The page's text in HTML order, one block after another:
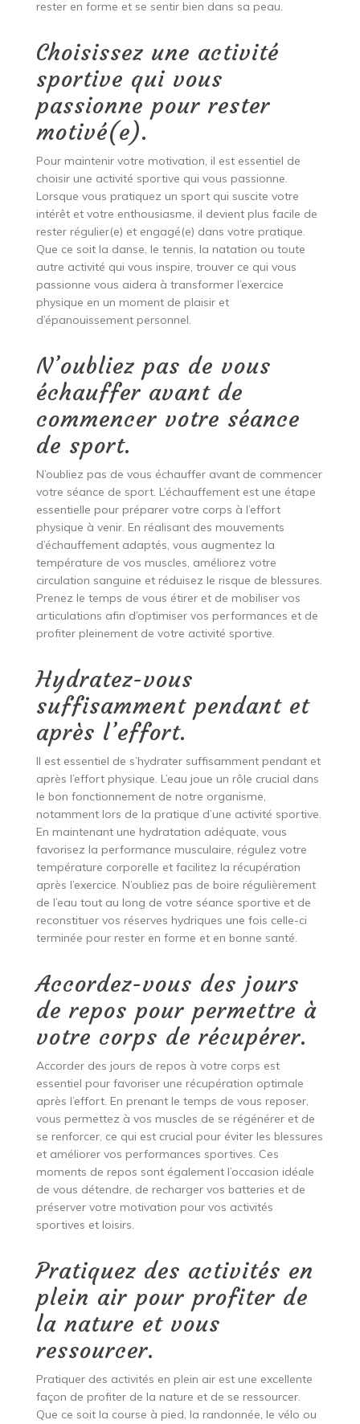
rester en forme et se sentir bien dans sa peau.
Choisissez une activité
sportive qui vous
passionne pour rester
motivé(e).
Pour maintenir votre motivation, il est essentiel de
choisir une activité sportive qui vous passionne.
Lorsque vous pratiquez un sport qui suscite votre
intérêt et votre enthousiasme, il devient plus facile de
rester régulier(e) et engagé(e) dans votre pratique.
Que ce soit la danse, le tennis, la natation ou toute
autre activité qui vous inspire, trouver ce qui vous
passionne vous aidera à transformer l’exercice
physique en un moment de plaisir et
d’épanouissement personnel.
N’oubliez pas de vous
échauffer avant de
commencer votre séance
de sport.
N’oubliez pas de vous échauffer avant de commencer
votre séance de sport. L’échauffement est une étape
essentielle pour préparer votre corps à l’effort
physique à venir. En réalisant des mouvements
d’échauffement adaptés, vous augmentez la
température de vos muscles, améliorez votre
circulation sanguine et réduisez le risque de blessures.
Prenez le temps de vous étirer et de mobiliser vos
articulations afin d’optimiser vos performances et de
profiter pleinement de votre activité sportive.
Hydratez-vous
suffisamment pendant et
après l’effort.
Il est essentiel de s’hydrater suffisamment pendant et
après l’effort physique. L’eau joue un rôle crucial dans
le bon fonctionnement de notre organisme,
notamment lors de la pratique d’une activité sportive.
En maintenant une hydratation adéquate, vous
favorisez la performance musculaire, régulez votre
température corporelle et facilitez la récupération
après l’exercice. N’oubliez pas de boire régulièrement
de l’eau tout au long de votre séance sportive et de
reconstituer vos réserves hydriques une fois celle-ci
terminée pour rester en forme et en bonne santé.
Accordez-vous des jours
de repos pour permettre à
votre corps de récupérer.
Accorder des jours de repos à votre corps est
essentiel pour favoriser une récupération optimale
après l’effort. En prenant le temps de vous reposer,
vous permettez à vos muscles de se régénérer et de
se renforcer, ce qui est crucial pour éviter les blessures
et améliorer vos performances sportives. Ces
moments de repos sont également l’occasion idéale
de vous détendre, de recharger vos batteries et de
préserver votre motivation pour vos activités
sportives et loisirs.
Pratiquez des activités en
plein air pour profiter de
la nature et vous
ressourcer.
Pratiquer des activités en plein air est une excellente
façon de profiter de la nature et de se ressourcer.
Que ce soit la course à pied, la randonnée, le vélo ou